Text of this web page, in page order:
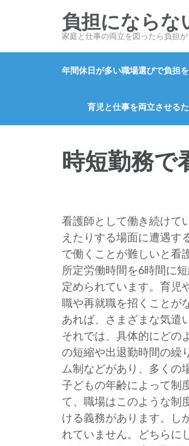
ン
キ
負担にならな
家庭と仕事の両立を図ったら負担
年間休日が多い職場選びで負担
育児と仕事を両立させる
時短勤務で
看護師として働き続けて
えたりする場面に遭遇す
で働くことが難しいと看
所定労働時間を6時間に
定められています。育児
職や再就職を招くことが
あれば、さまざまな気遣
それでは、具体的にどの
の短縮や出退勤時間の繰
ム制などがあり、多くの
子どもの年齢によって制
て、職場はこのような制
ける義務があります。し
れていません。どちらに